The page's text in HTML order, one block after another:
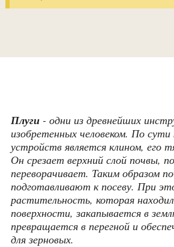
Плуги - одни из древнейших
изобретенных человеком. По
устройств является клином, его
Он срезает верхний слой почвы,
переворачивает. Таким образом
подготавливают к посеву. При
растительность, которая
поверхности, закапывается в
превращается в перегной и
для зерновых.